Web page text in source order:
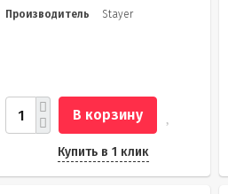
Производитель Stayer
В корзину
Купить в 1 клик